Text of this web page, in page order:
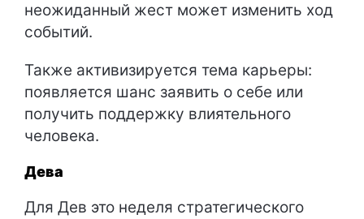
неожиданный жест может изменить ход
событий.
Также активизируется тема карьеры:
появляется шанс заявить о себе или
получить поддержку влиятельного
человека.
Дева
Для Дев это неделя стратегического